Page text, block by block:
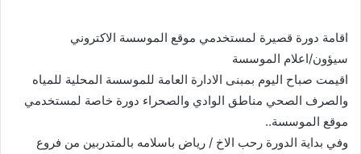
اقامة دورة قصيرة لمستخدمي موقع الموسسة الاكتروني
سيؤون/اعلام الموسسة
اقيمت صباح اليوم بمبنى الادارة العامة للموسسة المحلية للمياه
والصرف الصحي مناطق الوادي والصحراء دورة خاصة لمستخدمي
موقع الموسسة..
وفي بداية الدورة رحب الاخ / رياض باسلامه بالمتدربين من فروع